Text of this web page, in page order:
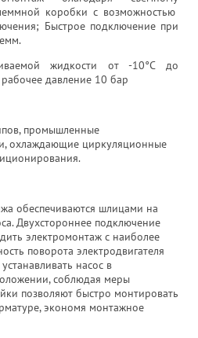
коробки с возможностью
Быстрое подключение при
жидкости от -10°С до
давление 10 бар
промышленные
охлаждающие циркуляционные
обеспечиваются шлицами на
Двухстороннее подключение
электромонтаж с наиболее
поворота электродвигателя
насос в
соблюдая меры
позволяют быстро монтировать
экономя монтажное